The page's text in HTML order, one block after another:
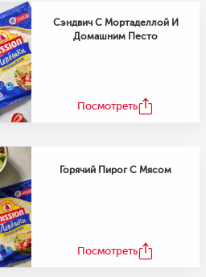
Сэндвич С Мортаделлой И
Домашним Песто
Посмотреть
Горячий Пирог С Мясом
Посмотреть